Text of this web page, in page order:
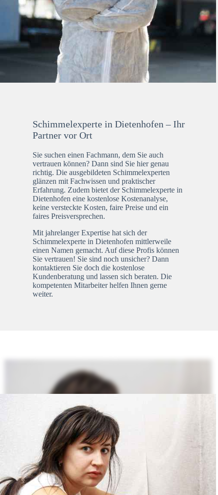
Schimmelexperte in Dietenhofen – Ihr
Partner vor Ort
Sie suchen einen Fachmann, dem Sie auch
vertrauen können? Dann sind Sie hier genau
richtig. Die ausgebildeten Schimmelexperten
glänzen mit Fachwissen und praktischer
Erfahrung. Zudem bietet der Schimmelexperte in
Dietenhofen eine kostenlose Kostenanalyse,
keine versteckte Kosten, faire Preise und ein
faires Preisversprechen.
Mit jahrelanger Expertise hat sich der
Schimmelexperte in Dietenhofen mittlerweile
einen Namen gemacht. Auf diese Profis können
Sie vertrauen! Sie sind noch unsicher? Dann
kontaktieren Sie doch die kostenlose
Kundenberatung und lassen sich beraten. Die
kompetenten Mitarbeiter helfen Ihnen gerne
weiter.